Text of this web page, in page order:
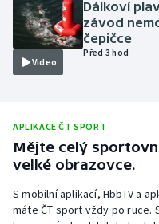
Plážový volejbal
Ragby
Rychlostní kanoistika
Short track
Video
Dálkoví
závod
čepičce
Před 3 hod
APLIKACE ČT SPORT
Mějte celý
velké obrazovce.
S mobilní aplikací, HbbTV a
máte ČT sport vždy po ruce.